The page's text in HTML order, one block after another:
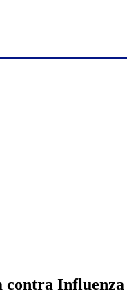
contra Influenza